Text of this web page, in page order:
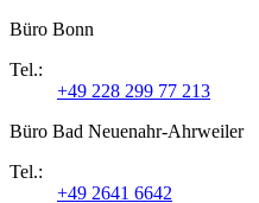
Büro Bonn
Tel.:
+49 228 299 77 213
Büro Bad Neuenahr-Ahrweiler
Tel.:
+49 2641 6642